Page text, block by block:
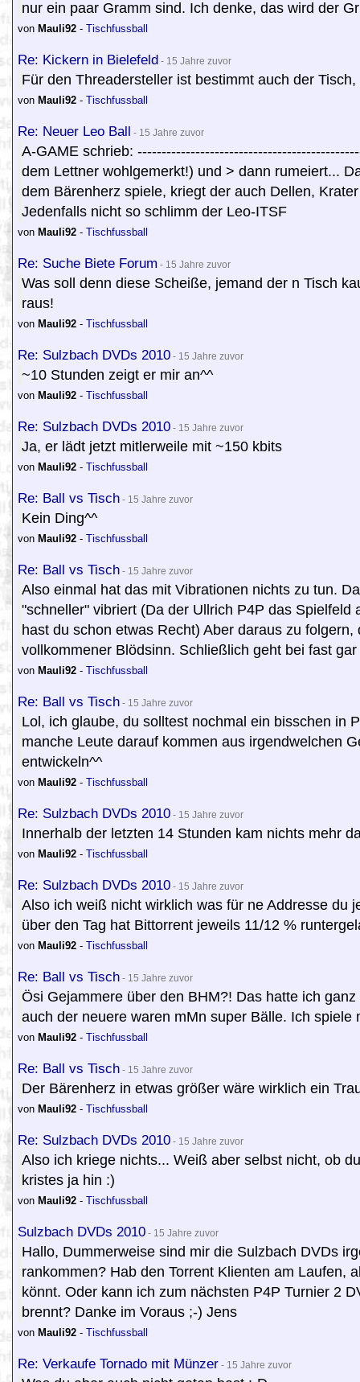
nur ein paar Gramm sind. Ich denke, das wird der
von Mauli92 - Tischfussball
Re: Kickern in Bielefeld - 15 Jahre zuvor
Für den Threadersteller ist bestimmt auch der
von Mauli92 - Tischfussball
Re: Neuer Leo Ball - 15 Jahre zuvor
A-GAME schrieb:
dem Lettner wohlgemerkt!) und > dann rumeiert...
dem Bärenherz spiele, kriegt der auch Dellen,
Jedenfalls nicht so schlimm der Leo-ITSF
von Mauli92 - Tischfussball
Re: Suche Biete Forum - 15 Jahre zuvor
Was soll denn diese Scheiße, jemand der n Tisch
raus!
von Mauli92 - Tischfussball
Re: Sulzbach DVDs 2010 - 15 Jahre zuvor
~10 Stunden zeigt er mir an^^
von Mauli92 - Tischfussball
Re: Sulzbach DVDs 2010 - 15 Jahre zuvor
Ja, er lädt jetzt mitlerweile mit ~150 kbits
von Mauli92 - Tischfussball
Re: Ball vs Tisch - 15 Jahre zuvor
Kein Ding^^
von Mauli92 - Tischfussball
Re: Ball vs Tisch - 15 Jahre zuvor
Also einmal hat das mit Vibrationen nichts zu tun.
"schneller" vibriert (Da der Ullrich P4P das
hast du schon etwas Recht) Aber daraus zu
vollkommener Blödsinn. Schließlich geht bei fast gar
von Mauli92 - Tischfussball
Re: Ball vs Tisch - 15 Jahre zuvor
Lol, ich glaube, du solltest nochmal ein bisschen in
manche Leute darauf kommen aus irgendwelchen
entwickeln^^
von Mauli92 - Tischfussball
Re: Sulzbach DVDs 2010 - 15 Jahre zuvor
Innerhalb der letzten 14 Stunden kam nichts mehr
von Mauli92 - Tischfussball
Re: Sulzbach DVDs 2010 - 15 Jahre zuvor
Also ich weiß nicht wirklich was für ne Addresse du
über den Tag hat Bittorrent jeweils 11/12 %
von Mauli92 - Tischfussball
Re: Ball vs Tisch - 15 Jahre zuvor
Ösi Gejammere über den BHM?! Das hatte ich
auch der neuere waren mMn super Bälle. Ich spiele
von Mauli92 - Tischfussball
Re: Ball vs Tisch - 15 Jahre zuvor
Der Bärenherz in etwas größer wäre wirklich ein
von Mauli92 - Tischfussball
Re: Sulzbach DVDs 2010 - 15 Jahre zuvor
Also ich kriege nichts... Weiß aber selbst nicht, ob
kristes ja hin :)
von Mauli92 - Tischfussball
Sulzbach DVDs 2010 - 15 Jahre zuvor
Hallo, Dummerweise sind mir die Sulzbach DVDs
rankommen? Hab den Torrent Klienten am Laufen,
könnt. Oder kann ich zum nächsten P4P Turnier 2
brennt? Danke im Voraus ;-) Jens
von Mauli92 - Tischfussball
Re: Verkaufe Tornado mit Münzer - 15 Jahre zuvor